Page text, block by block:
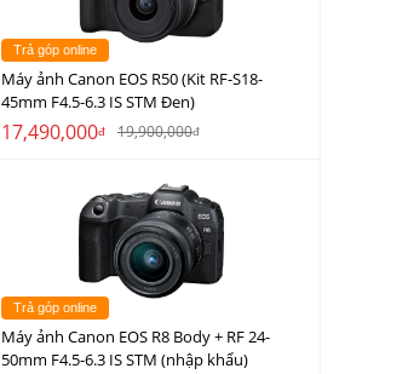
Trả góp online
Máy ảnh Canon EOS R50 (Kit RF-S18-
45mm F4.5-6.3 IS STM Đen)
17,490,000đ 19,900,000đ
Trả góp online
Máy ảnh Canon EOS R8 Body + RF 24-
50mm F4.5-6.3 IS STM (nhập khẩu)